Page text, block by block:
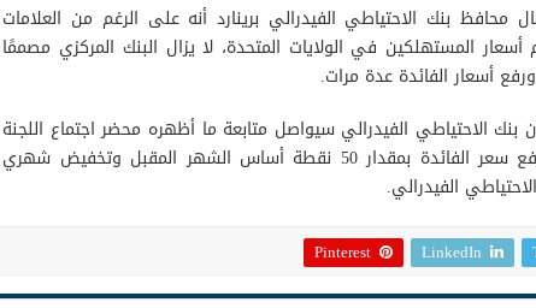
بنك الاحتياطي الفيدرالي برينارد أنه على الرغم من العلامات
المستهلكين في الولايات المتحدة، لا يزال البنك المركزي مصممًا
أسعار الفائدة عدة مرات.
الاحتياطي الفيدرالي سيواصل متابعة ما أظهره محضر اجتماع اللجنة
الفيدرالية للسوق المفتوحة مؤخرًا: رفع سعر الفائدة بمقدار 50 نقطة أساس الشهر المقبل وتخفيض شهري
LinkedIn
Pinterest